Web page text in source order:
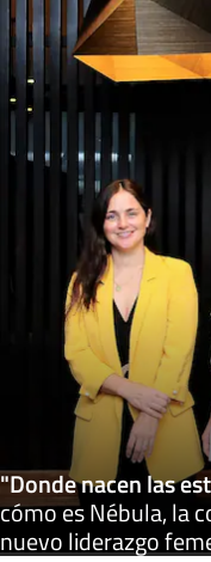
"Donde nacen las
cómo es Nébula, la
nuevo liderazgo